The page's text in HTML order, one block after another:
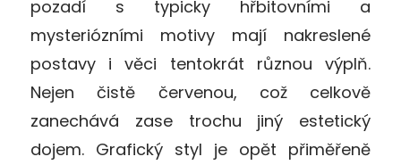
pozadí s typicky hřbitovními a
mysteriózními motivy mají nakreslené
postavy i věci tentokrát různou výplň.
Nejen čistě červenou, což celkově
zanechává zase trochu jiný estetický
dojem. Grafický styl je opět přiměřeně